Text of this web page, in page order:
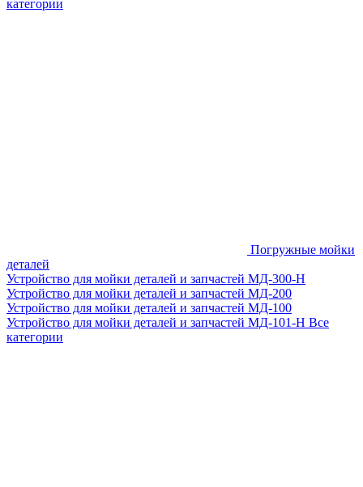
категории
Погружные мойки
деталей
Устройство для мойки деталей и запчастей МД-300-H
Устройство для мойки деталей и запчастей МД-200
Устройство для мойки деталей и запчастей МД-100
Устройство для мойки деталей и запчастей МД-101-Н Все
категории